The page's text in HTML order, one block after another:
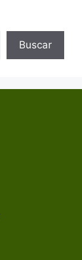
Buscar